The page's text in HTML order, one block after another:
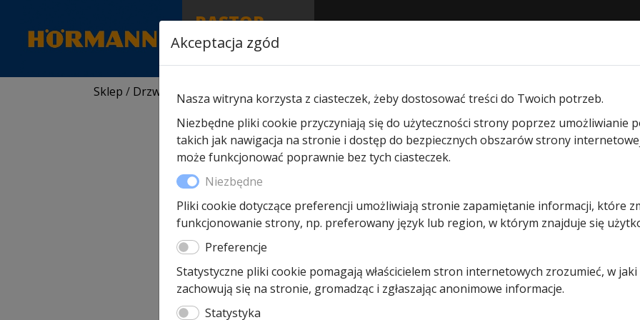
RASTOR
AUTORYZOWANY
PARTNER & SERWIS
Sklep / Drzwi wewnętrzne Hormann / Drzwi wewnętrzne Hormann ProLine Duradecor bezprzylgowe
Drzwi
Hormann
Duradecor
Akceptacja zgód
Nasza witryna korzysta z ciasteczek, żeby dostosować treści do Twoich potrzeb.
Niezbędne pliki cookie przyczyniają się do użyteczności strony poprzez umożliwianie
takich jak nawigacja na stronie i dostęp do bezpiecznych obszarów strony
może funkcjonować poprawnie bez tych ciasteczek.
Niezbędne
Pliki cookie dotyczące preferencji umożliwiają stronie zapamiętanie informacji, które
funkcjonowanie strony, np. preferowany język lub region, w którym znajduje się
Preferencje
Statystyczne pliki cookie pomagają właścicielem stron internetowych zrozumieć, w
zachowują się na stronie, gromadząc i zgłaszając anonimowe informacje.
Statystyka